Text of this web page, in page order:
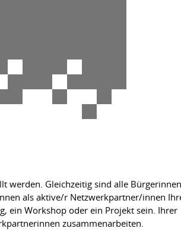
werden. Gleichzeitig sind alle Bürgerinnen
als aktive/r Netzwerkpartner/innen
ein Workshop oder ein Projekt sein. Ihrer
zusammenarbeiten.